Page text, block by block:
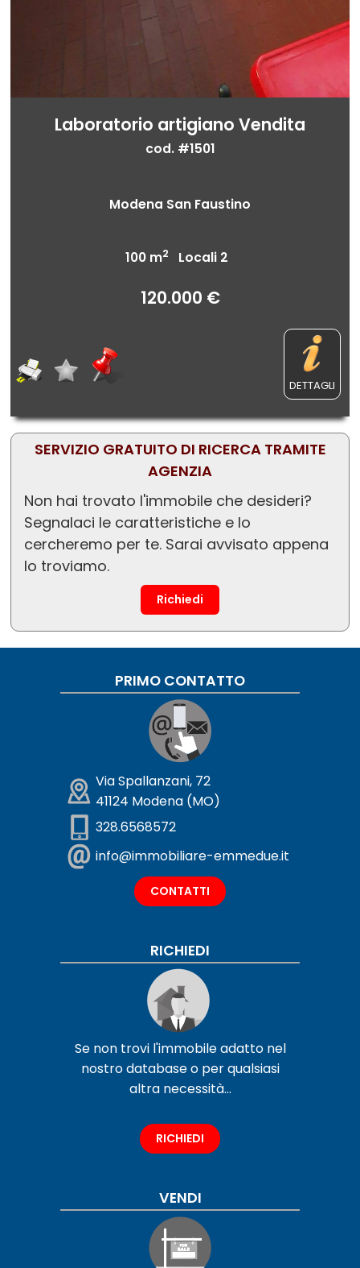
Laboratorio artigiano Vendita
cod. #1501
Modena San Faustino
100 m2 Locali 2
120.000 €
DETTAGLI
SERVIZIO GRATUITO DI RICERCA TRAMITE
AGENZIA
Non hai trovato l'immobile che desideri?
Segnalaci le caratteristiche e lo
cercheremo per te. Sarai avvisato appena
lo troviamo.
Richiedi
PRIMO CONTATTO
Via Spallanzani, 72
41124 Modena (MO)
328.6568572
info@immobiliare-emmedue.it
CONTATTI
RICHIEDI
Se non trovi l'immobile adatto nel
nostro database o per qualsiasi
altra necessità...
RICHIEDI
VENDI